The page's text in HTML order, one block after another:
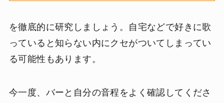
を徹底的に研究しましょう。自宅などで好きに歌
っていると知らない内にクセがついてしまってい
る可能性もあります。
今一度、バーと自分の音程をよく確認してくださ